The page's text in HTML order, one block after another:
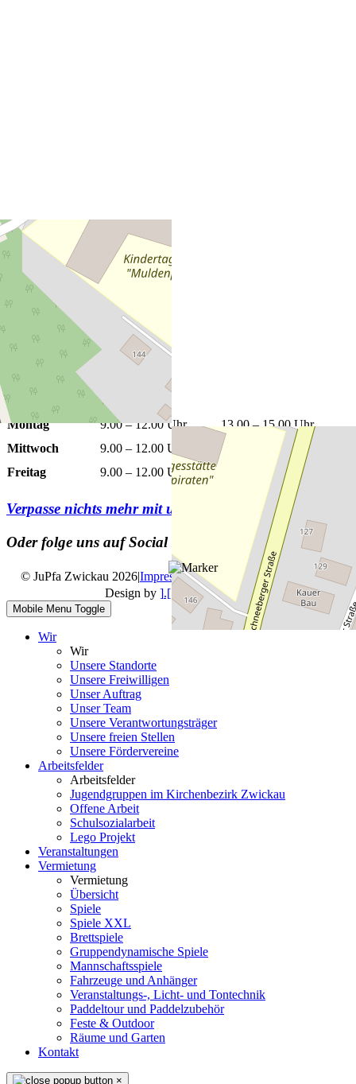
+−
Leaflet
© OpenStreetMap
Öffnungszeiten
Montag 9.00 – 12.00 Uhr
13.00 – 15.00 Uhr
Mittwoch
9.00 – 12.00 Uhr
13.00 – 15.00 Uhr
Freitag
9.00 – 12.00 Uhr
Verpasse nichts mehr mit unserem
Newsletter
Oder folge uns auf Social Media
© JuPfa Zwickau 2026|Impressum|Datenschutz|
Design by ].[ mediengestalter
Mobile Menu Toggle
Wir
Wir
Unsere Standorte
Unsere Freiwilligen
Unser Auftrag
Unser Team
Unsere Verantwortungsträger
Unsere freien Stellen
Unsere Fördervereine
Arbeitsfelder
Arbeitsfelder
Jugendgruppen im Kirchenbezirk Zwickau
Offene Arbeit
Schulsozialarbeit
Lego Projekt
Veranstaltungen
Vermietung
Vermietung
Übersicht
Spiele
Spiele XXL
Brettspiele
Gruppendynamische Spiele
Mannschaftsspiele
Fahrzeuge und Anhänger
Veranstaltungs-, Licht- und Tontechnik
Paddeltour und Paddelzubehör
Feste & Outdoor
Räume und Garten
Kontakt
×